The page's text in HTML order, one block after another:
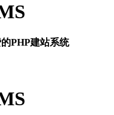
PHP建站系统